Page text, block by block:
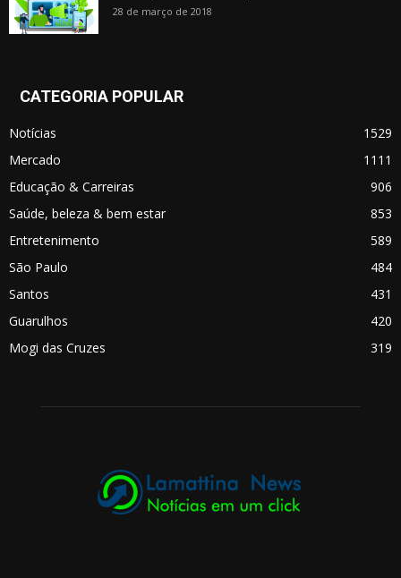
28 de março de 2018
CATEGORIA POPULAR
Notícias
1529
Mercado
1111
Educação & Carreiras
906
Saúde, beleza & bem estar
853
Entretenimento
589
São Paulo
484
Santos
431
Guarulhos
420
Mogi das Cruzes
319